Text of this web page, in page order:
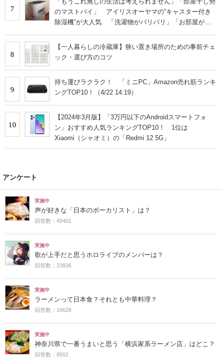
7
のマストバイ」 アイリスオーヤマの“キャスター付き
除湿機”が大人気 「洗濯物がパリパリ」「お部屋が快
8
【一人暮らしの冷蔵庫】狭い置き場所のための事前チェ
ック・選び方のコツ
9
持ち運びラクラク！ 「ミニPC」Amazon売れ筋ランキ
ングTOP10！（4/22 14:19）
10
【2024年3月版】「3万円以下のAndroidスマートフォ
ン」おすすめ人気ランキングTOP10！ 1位は
Xiaomi（シャオミ）の「Redmi 12 5G」
アンケート
実施中
声が好きな「日本のボーカリスト」は？
回答数：49401
実施中
歌が上手だと思うホロライブのメンバーは？
回答数：23836
実施中
ラーメンって日本食？それとも中華料理？
回答数：19628
実施中
神奈川県で一番うまいと思う「横浜家系ラーメン店」はどこ？
回答数：8502